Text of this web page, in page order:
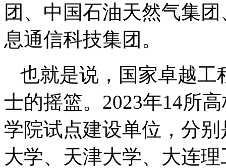
团、中国石油天然气集
息通信科技集团。
也就是说，国家卓越工
士的摇篮。2023年14所
学院试点建设单位，分
大学、天津大学、大连